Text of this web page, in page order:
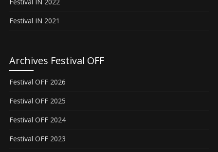
Festival IN 2021
Archives Festival OFF
Festival OFF 2026
Festival OFF 2025
Festival OFF 2024
Festival OFF 2023